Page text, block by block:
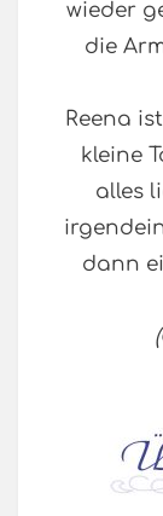
wieder
die
Reena
kleine
alles
dann